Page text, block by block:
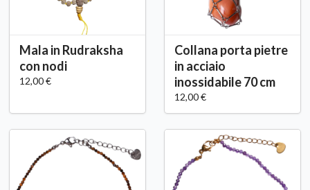
Mala in Rudraksha
con nodi
12,00 €
Collana porta pietre
in acciaio
inossidabile 70 cm
12,00 €